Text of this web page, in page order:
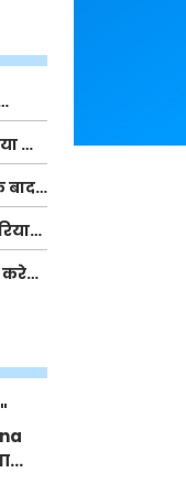
कोई बड़ा राज?
बाद
किसने
में
करे